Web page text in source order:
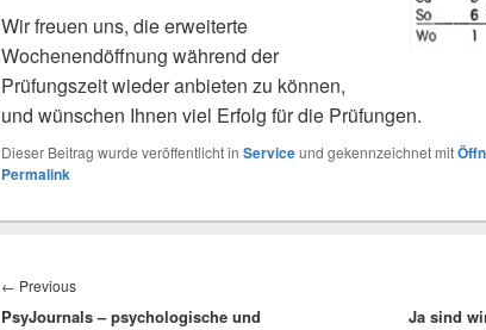
Wir freuen uns, die erweiterte
Wochenendöffnung während der
Prüfungszeit wieder anbieten zu können,
und wünschen Ihnen viel Erfolg für die Prüfungen.
Dieser Beitrag wurde veröffentlicht in Serviceund gekennzeichnet mit
Permalink
← PreviousPrevious
post:
PsyJournals – psychologische und
Ja sind